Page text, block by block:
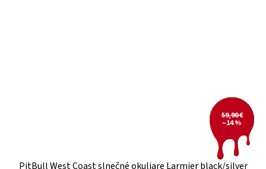
59,90 €
–14 %
PitBull West Coast slnečné okuliare Larmier black/silver